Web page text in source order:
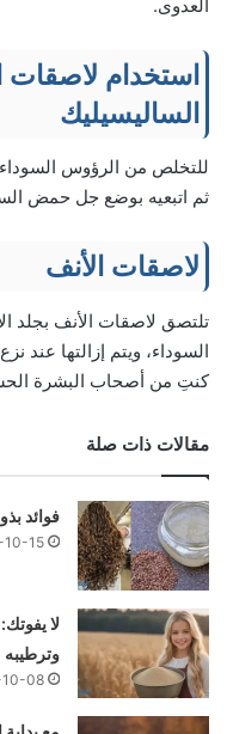
العدوى.
استخدام
الساليسيليك
للتخلص من الرؤوس
ثم اتبعيه بوضع جل حمض
لاصقات الأنف
تلتصق لاصقات الأنف بجلد
السوداء، ويتم إزالتها عند
كنتِ من أصحاب البشرة
مقالات ذات صلة
فوائد
15
وترطيبه
08